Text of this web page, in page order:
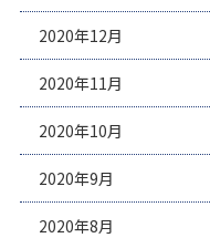
2020年12月
2020年11月
2020年10月
2020年9月
2020年8月